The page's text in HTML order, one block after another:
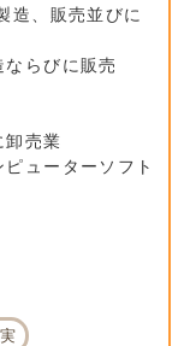
造、販売並びに
らびに販売
卸売業
ューターソフト